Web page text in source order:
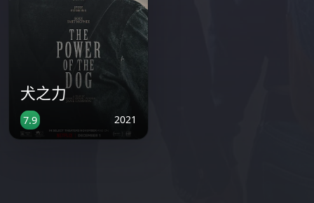
犬之力
7.9 2021